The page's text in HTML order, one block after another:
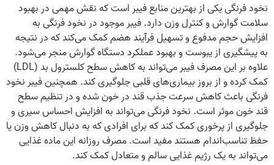
نخود فرنگی یکی از بهترین منابع فیبر است که نقش مهمی در بهبود
سلامت گوارش و کنترل وزن دارد. فیبر موجود در نخود فرنگی به
افزایش حجم مدفوع و تسهیل فرآیند هضم کمک می‌کند که در نتیجه
به پیشگیری از یبوست و بهبود عملکرد دستگاه گوارش منجر می‌شود.
علاوه بر این مصرف فیبر می‌تواند به کاهش سطح کلسترول بد (LDL)
کمک کرده و از بروز بیماری‌های قلبی جلوگیری کند. همچنین فیبر نخود
فرنگی باعث کاهش سرعت جذب قند در خون شده و در تنظیم سطح
قند خون موثر است. نخود فرنگی می‌تواند به افزایش احساس سیری و
جلوگیری از پرخوری کمک کند که برای افرادی که به دنبال کاهش وزن یا
حفظ تناسب‌اندام هستند مفید است. مصرف روزانه این ماده غذایی
می‌تواند به یک رژیم غذایی سالم و متعادل کمک کند.